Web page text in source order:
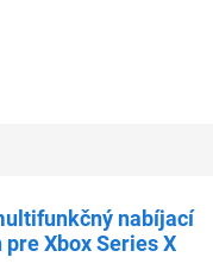
nabíjací
Xbox Series X